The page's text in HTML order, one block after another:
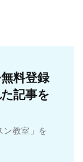
料登録
記事を
ン教室」を